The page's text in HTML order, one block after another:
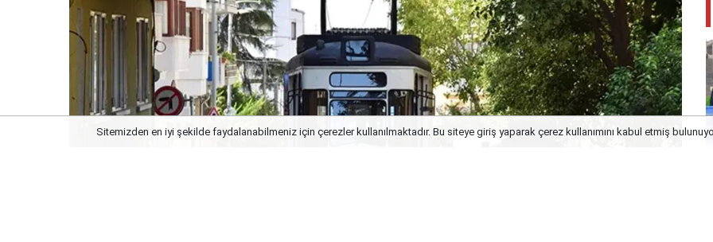
Sitemizden en iyi şekilde faydalanabilmeniz için çerezler kullanılmaktadır. Bu siteye giriş yaparak çerez kullanımını kabul etmiş